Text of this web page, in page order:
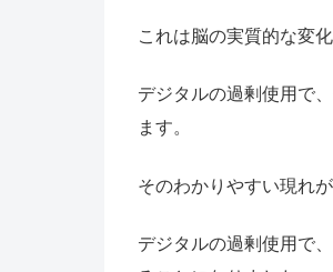
これは脳の実質的な変
デジタルの過剰使用で
ます。
そのわかりやすい現れ
デジタルの過剰使用で